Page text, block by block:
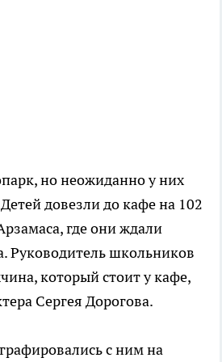
но неожиданно у них
довезли до кафе на 102
где они ждали
Руководитель школьников
который стоит у кафе,
Сергея Дорогова.
с ним на